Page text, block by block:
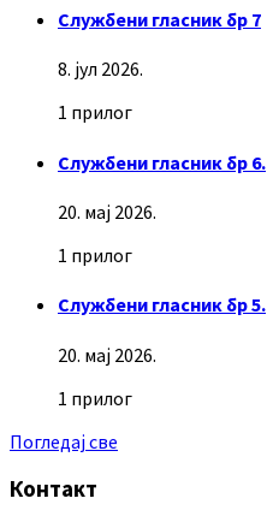
Службени гласник бр 7
8. јул 2026.
1 прилог
Службени гласник бр 6.
20. мај 2026.
1 прилог
Службени гласник бр 5.
20. мај 2026.
1 прилог
Погледај све
Контакт